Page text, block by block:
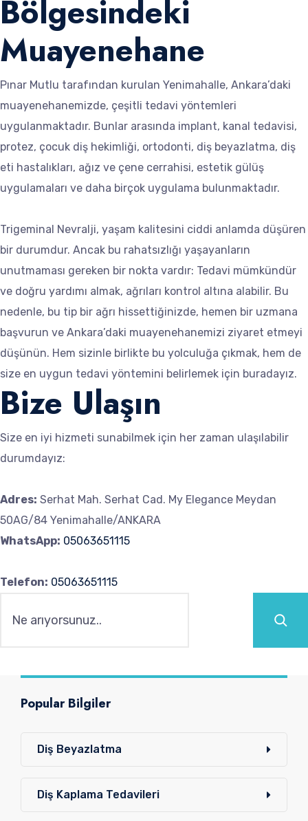
Bölgesindeki
Muayenehane
Pınar Mutlu tarafından kurulan Yenimahalle, Ankara’daki
muayenehanemizde, çeşitli tedavi yöntemleri
uygulanmaktadır. Bunlar arasında implant, kanal tedavisi,
protez, çocuk diş hekimliği, ortodonti, diş beyazlatma, diş
eti hastalıkları, ağız ve çene cerrahisi, estetik gülüş
uygulamaları ve daha birçok uygulama bulunmaktadır.
Trigeminal Nevralji, yaşam kalitesini ciddi anlamda düşüren
bir durumdur. Ancak bu rahatsızlığı yaşayanların
unutmaması gereken bir nokta vardır: Tedavi mümkündür
ve doğru yardımı almak, ağrıları kontrol altına alabilir. Bu
nedenle, bu tip bir ağrı hissettiğinizde, hemen bir uzmana
başvurun ve Ankara’daki muayenehanemizi ziyaret etmeyi
düşünün. Hem sizinle birlikte bu yolculuğa çıkmak, hem de
size en uygun tedavi yöntemini belirlemek için buradayız.
Bize Ulaşın
Size en iyi hizmeti sunabilmek için her zaman ulaşılabilir
durumdayız:
Adres: Serhat Mah. Serhat Cad. My Elegance Meydan
50AG/84 Yenimahalle/ANKARA
WhatsApp: 05063651115
Telefon: 05063651115
Popular Bilgiler
Diş Beyazlatma
Diş Kaplama Tedavileri